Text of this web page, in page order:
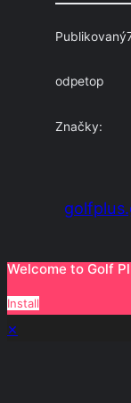
Publikovaný
odpetop
Značky:
Welcome to Golf
Install
×